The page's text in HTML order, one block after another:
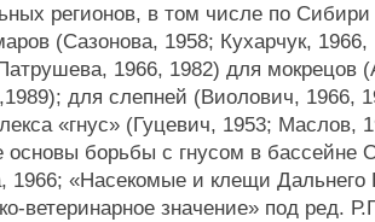
регионов, в том числе по
(Сазонова, 1958; Кухарчук,
1966, 1982) для мокрецов
для слепней (Виолович, 1966,
«гнус» (Гуцевич, 1953; Маслов,
основы борьбы с гнусом в бассейне
1966; «Насекомые и клещи Дальнего
ветеринарное значение» под ред.